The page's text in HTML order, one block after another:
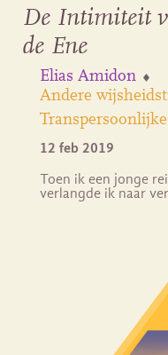
De Intimiteit
de Ene
Elias Amidon
Andere
12 feb 2019
Toen ik een jonge
verlangde ik naar